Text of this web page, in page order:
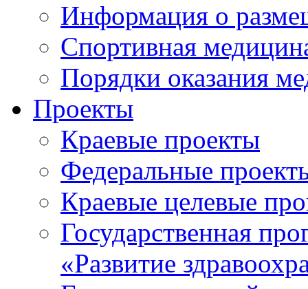
Информация о
Спортивная
Порядки оказания
Проекты
Краевые проекты
Федеральные
Краевые целевые
Государственная
«Развитие